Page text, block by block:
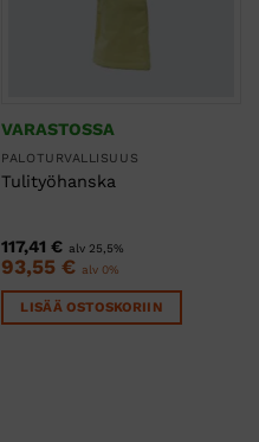
VARASTOSSA
PALOTURVALLISUUS
Tulityöhanska
117,41€ alv 25,5%
93,55€ alv 0%
LISÄÄ OSTOSKORIIN